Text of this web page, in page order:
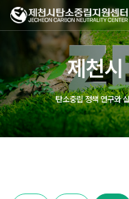
제천시
탄소중립 정책 연구와